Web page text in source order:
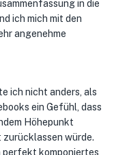
in die
ich mich mit den
angenehme
ich nicht anders, als
ein Gefühl, dass
Höhepunkt
würde.
perfekt komponiertes